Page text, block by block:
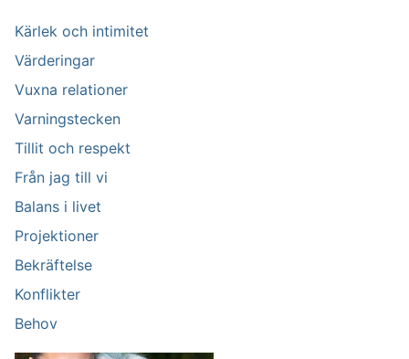
Kärlek och intimitet
Värderingar
Vuxna relationer
Varningstecken
Tillit och respekt
Från jag till vi
Balans i livet
Projektioner
Bekräftelse
Konflikter
Behov